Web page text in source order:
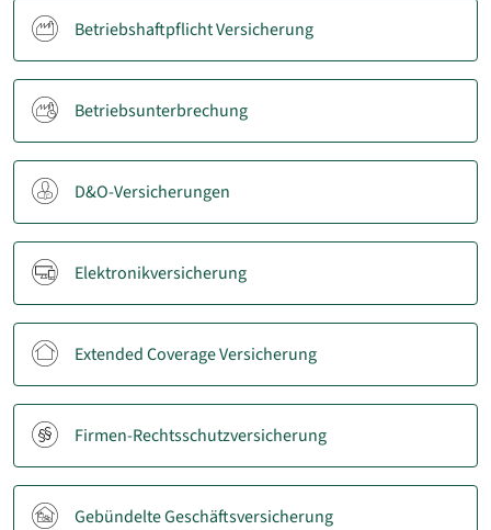
Betriebshaftpflicht Versicherung
Betriebsunterbrechung
D&O-Versicherungen
Elektronikversicherung
Extended Coverage Versicherung
Firmen-Rechtsschutzversicherung
Gebündelte Geschäftsversicherung